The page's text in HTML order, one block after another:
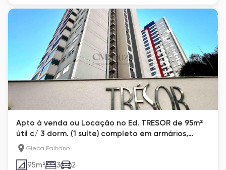
Apto à venda ou Locação no Ed. TRESOR de 95m²
útil c/ 3 dorm. (1 suíte) completo em armários,
churrasqueira na sacada, 2 vagas Gleba Palhano,
Londrina, PR
Gleba Palhano
95m² 3 2